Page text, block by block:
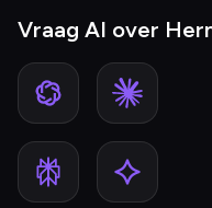
Vraag AI over